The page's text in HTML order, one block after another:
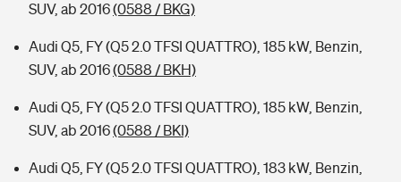
SUV, ab 2016(0588 / BKG)
Audi Q5, FY (Q5 2.0 TFSI QUATTRO), 185 kW, Benzin,
SUV, ab 2016(0588 / BKH)
Audi Q5, FY (Q5 2.0 TFSI QUATTRO), 185 kW, Benzin,
SUV, ab 2016(0588 / BKI)
Audi Q5, FY (Q5 2.0 TFSI QUATTRO), 183 kW, Benzin,